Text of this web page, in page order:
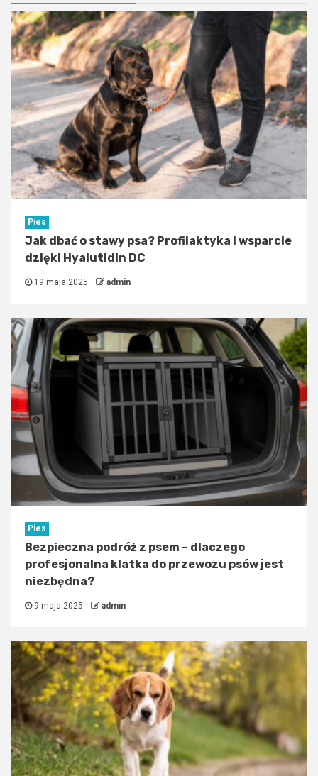
Pies
Jak dbać o stawy psa? Profilaktyka i wsparcie
dzięki Hyalutidin DC
19 maja 2025 admin
Pies
Bezpieczna podróż z psem – dlaczego
profesjonalna klatka do przewozu psów jest
niezbędna?
9 maja 2025 admin